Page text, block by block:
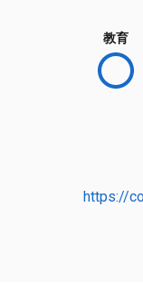
教育
https://